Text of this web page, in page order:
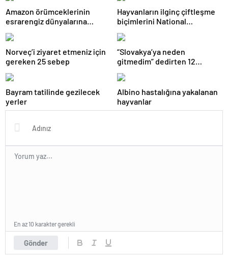
Amazon örümceklerinin
esrarengiz dünyalarına
Hayvanların ilginç çiftleşme
biçimlerini National
Norveç’i ziyaret etmeniz için
gereken 25 sebep
“Slovakya’ya neden
gitmedim” dedirten 12
Bayram tatilinde gezilecek
yerler
Albino hastalığına yakalanan
hayvanlar
Gönder
En az 10 karakter gerekli